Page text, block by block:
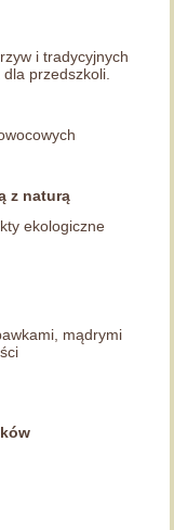
i tradycyjnych
przedszkoli.
z naturą
ekologiczne
mądrymi